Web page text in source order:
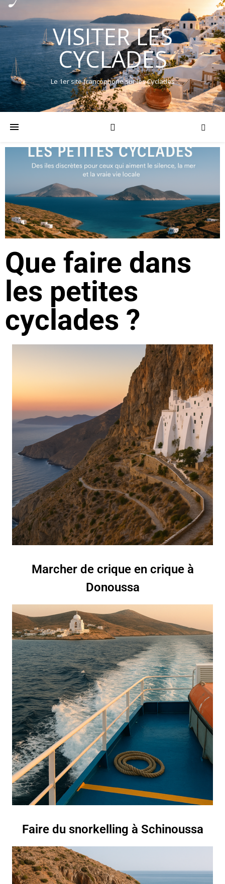
VISITER LES
CYCLADES
Le 1er site francophone sur les Cyclades
Que faire dans
les petites
cyclades ?
Marcher de crique en crique à
Donoussa
Faire du snorkelling à Schinoussa